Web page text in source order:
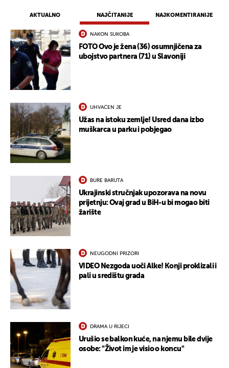
AKTUALNO NAJČITANIJE NAJKOMENTIRANIJE
NAKON SUKOBA
FOTO Ovo je žena (36) osumnjičena za
ubojstvo partnera (71) u Slavoniji
UHVAĆEN JE
Užas na istoku zemlje! Usred dana izbo
muškarca u parku i pobjegao
BURE BARUTA
Ukrajinski stručnjak upozorava na novu
prijetnju: Ovaj grad u BiH-u bi mogao biti
žarište
NEUGODNI PRIZORI
VIDEO Nezgoda uoči Alke! Konji proklizali i
pali u središtu grada
DRAMA U RIJECI
Urušio se balkon kuće, na njemu bile dvije
osobe: "Život im je visio o koncu"
UKLJUČITE NOTIFIKACIJE